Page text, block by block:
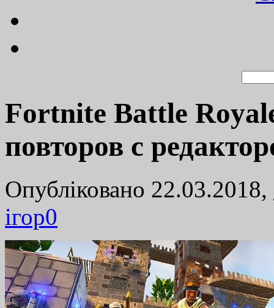
Fortnite Battle
повторов с
Опубліковано 22.03.2018,
ігор0